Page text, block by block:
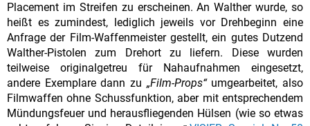
Placement im Streifen zu erscheinen. An Walther wurde, so
heißt es zumindest, lediglich jeweils vor Drehbeginn eine
Anfrage der Film-Waffenmeister gestellt, ein gutes Dutzend
Walther-Pistolen zum Drehort zu liefern. Diese wurden
teilweise originalgetreu für Nahaufnahmen eingesetzt,
andere Exemplare dann zu „Film-Props“ umgearbeitet, also
Filmwaffen ohne Schussfunktion, aber mit entsprechendem
Mündungsfeuer und herausfliegenden Hülsen (wie so etwas